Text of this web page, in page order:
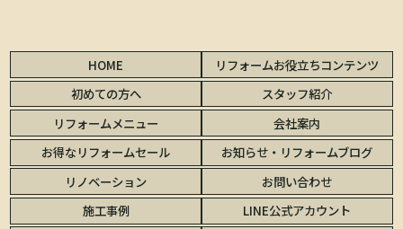
HOME
初めての方へ
リフォームメニュー
お得なリフォームセール
リノベーション
施工事例
リフォームお役立ちコンテンツ
スタッフ紹介
会社案内
お知らせ・リフォームブログ
お問い合わせ
LINE公式アカウント